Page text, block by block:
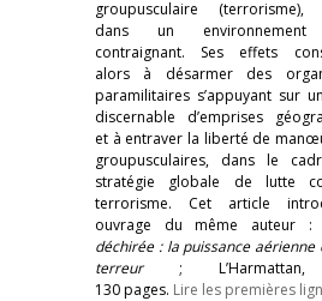
groupusculaire (terrorisme),
dans un environnement
contraignant. Ses effets
alors à désarmer des
paramilitaires s’appuyant sur
discernable d’emprises
et à entraver la liberté de
groupusculaires, dans le
stratégie globale de lutte
terrorisme. Cet article
ouvrage du même auteur :
déchirée : la puissance aérienne
terreur; L’Harmattan,
130 pages. Lire les premières